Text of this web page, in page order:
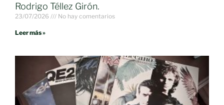
Rodrigo Téllez Girón.
23/07/2026 No hay comentarios
Leer más »